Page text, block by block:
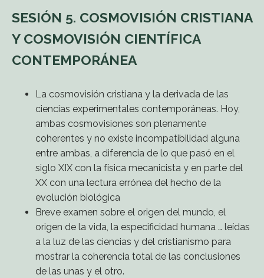
SESIÓN 5. COSMOVISIÓN CRISTIANA
Y COSMOVISIÓN CIENTÍFICA
CONTEMPORÁNEA
La cosmovisión cristiana y la derivada de las
ciencias experimentales contemporáneas. Hoy,
ambas cosmovisiones son plenamente
coherentes y no existe incompatibilidad alguna
entre ambas, a diferencia de lo que pasó en el
siglo XIX con la física mecanicista y en parte del
XX con una lectura errónea del hecho de la
evolución biológica
Breve examen sobre el origen del mundo, el
origen de la vida, la especificidad humana … leídas
a la luz de las ciencias y del cristianismo para
mostrar la coherencia total de las conclusiones
de las unas y el otro.